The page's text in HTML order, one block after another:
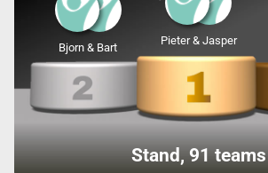
Stand, 91 teams
Pieter & Jasper
Bjorn & Bart